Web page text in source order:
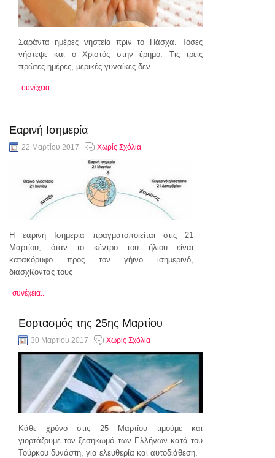
Σαράντα ημέρες νηστεία πριν το Πάσχα. Τόσες
νήστεψε και ο Χριστός στην έρημο. Τις τρεις
πρώτες ημέρες, μερικές γυναίκες δεν
συνέχεια..
Εαρινή Ισημερία
22 Μαρτίου 2017 Χωρίς Σχόλια
Η εαρινή Ισημερία πραγματοποιείται στις 21
Μαρτίου, όταν το κέντρο του ήλιου είναι
κατακόρυφο προς τον γήινο ισημερινό,
διασχίζοντας τους
συνέχεια..
Εορτασμός της 25ης Μαρτίου
30 Μαρτίου 2017 Χωρίς Σχόλια
Κάθε χρόνο στις 25 Μαρτίου τιμούμε και
γιορτάζουμε τον ξεσηκωμό των Ελλήνων κατά του
Τούρκου δυνάστη, για ελευθερία και αυτοδιάθεση.